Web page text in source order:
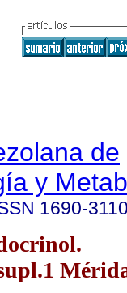
de
y
1690-